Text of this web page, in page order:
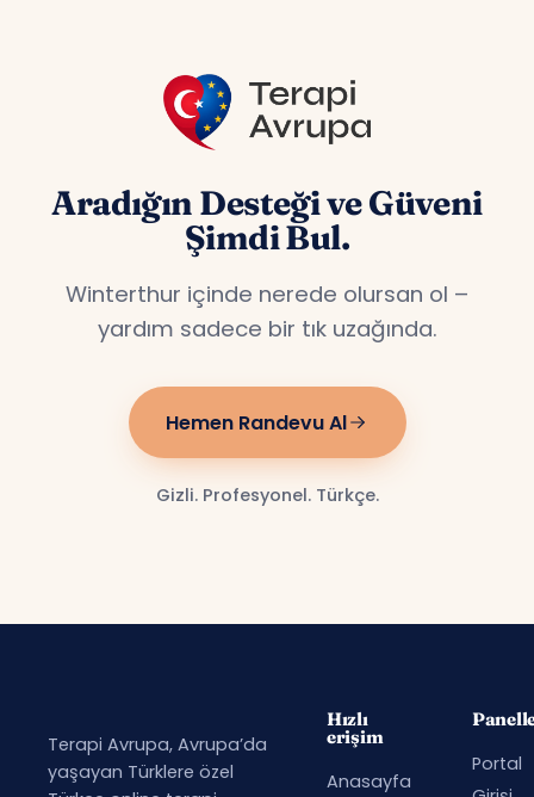
Aradığın Desteği ve Güveni
Şimdi Bul.
Winterthur içinde nerede olursan ol –
yardım sadece bir tık uzağında.
Hemen Randevu Al
Gizli. Profesyonel. Türkçe.
Terapi Avrupa, Avrupa’da
yaşayan Türklere özel
Hızlı
erişim
Anasayfa
Portal